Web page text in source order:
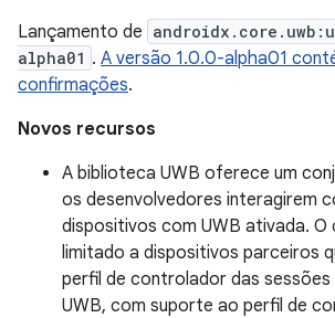
Lançamento de
alpha01 . A versão 1.0.0-alpha01
confirmações.
Novos recursos
A biblioteca UWB oferece um
os desenvolvedores interagirem
dispositivos com UWB ativada. O
limitado a dispositivos parceiros
perfil de controlador das sessões
UWB, com suporte ao perfil de